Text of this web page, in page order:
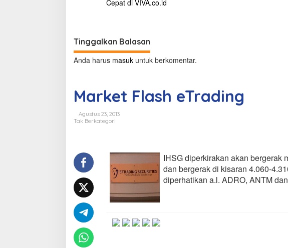
g
a
p
o
s
Cepat di VIVA.co.id
Tinggalkan Balasan
Anda harus masuk untuk berkomentar.
Market Flash eTrading
Agustus 23, 2013
Tak Berkategori
IHSG diperkirakan akan bergerak
dan bergerak di kisaran 4.060-
diperhatikan a.l. ADRO, ANTM